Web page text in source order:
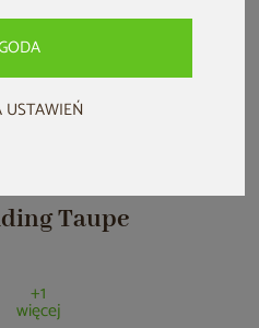
Taupe
+1
więcej